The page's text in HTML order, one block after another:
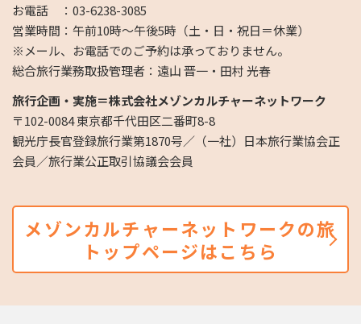
お電話 ：03-6238-3085
営業時間：午前10時～午後5時（土・日・祝日＝休業）
※メール、お電話でのご予約は承っておりません。
総合旅行業務取扱管理者：遠山 晋一・田村 光春
旅行企画・実施＝株式会社メゾンカルチャーネットワーク
〒102-0084 東京都千代田区二番町8-8
観光庁長官登録旅行業第1870号／（一社）日本旅行業協会正
会員／旅行業公正取引協議会会員
メゾンカルチャーネットワークの旅
トップページはこちら